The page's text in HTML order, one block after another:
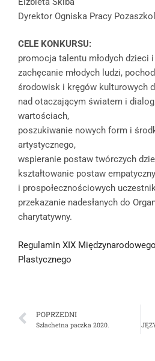
Dyrektor Ogniska Pracy
CELE KONKURSU:
promocja talentu młodych dzieci i
zachęcanie młodych ludzi,
środowisk i kręgów kulturowych
nad otaczającym światem i
wartościach,
poszukiwanie nowych form i
artystycznego,
wspieranie postaw twórczych
kształtowanie postaw
i prospołecznościowych
przekazanie nadesłanych do
charytatywny.
Regulamin XIX
Plastycznego
POPRZEDNI
Szlachetna paczka 2020.